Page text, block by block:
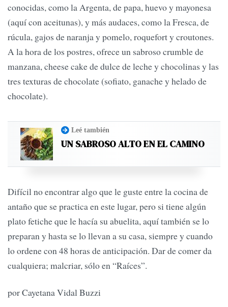
conocidas, como la Argenta, de papa, huevo y mayonesa
(aquí con aceitunas), y más audaces, como la Fresca, de
rúcula, gajos de naranja y pomelo, roquefort y croutones.
A la hora de los postres, ofrece un sabroso crumble de
manzana, cheese cake de dulce de leche y chocolinas y las
tres texturas de chocolate (sofiato, ganache y helado de
chocolate).
Leé también
UN SABROSO ALTO EN EL CAMINO
Difícil no encontrar algo que le guste entre la cocina de
antaño que se practica en este lugar, pero si tiene algún
plato fetiche que le hacía su abuelita, aquí también se lo
preparan y hasta se lo llevan a su casa, siempre y cuando
lo ordene con 48 horas de anticipación. Dar de comer da
cualquiera; malcriar, sólo en “Raíces”.
por Cayetana Vidal Buzzi